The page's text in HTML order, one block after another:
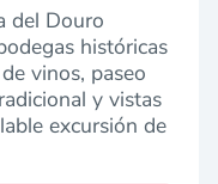
del Douro
históricas
vinos, paseo
y vistas
excursión de